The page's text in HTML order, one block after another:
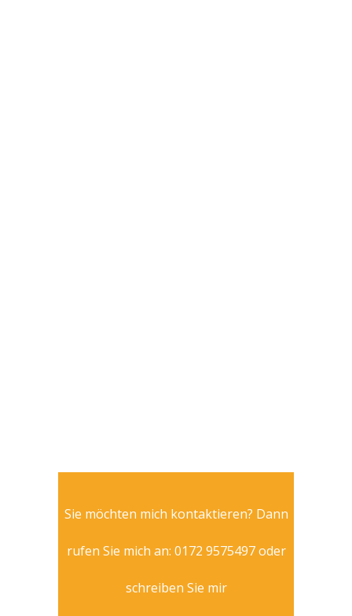
Sie möchten mich kontaktieren? Dann
rufen Sie mich an: 0172 9575497 oder
schreiben Sie mir